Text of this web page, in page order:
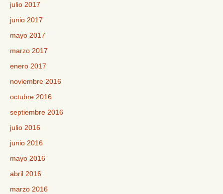
julio 2017
junio 2017
mayo 2017
marzo 2017
enero 2017
noviembre 2016
octubre 2016
septiembre 2016
julio 2016
junio 2016
mayo 2016
abril 2016
marzo 2016